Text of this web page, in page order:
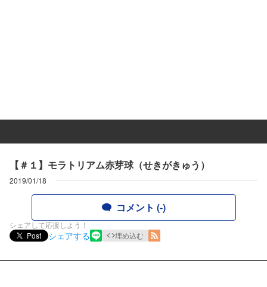
【＃１】モラトリアム赤芽球（せきがきゅう）
2019/01/18
コメント (-)
シェアして応援しよう！
Post
シェアする 埋め込む